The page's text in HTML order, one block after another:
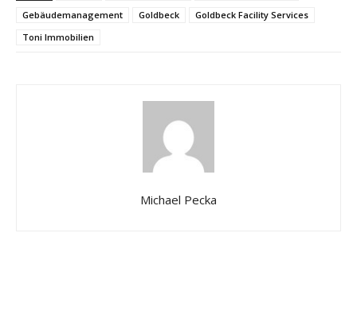
Gebäudemanagement
Goldbeck
Goldbeck Facility Services
Toni Immobilien
Michael Pecka